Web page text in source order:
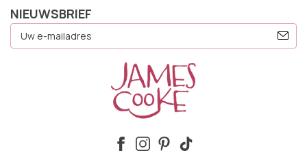
NIEUWSBRIEF
Mailadres